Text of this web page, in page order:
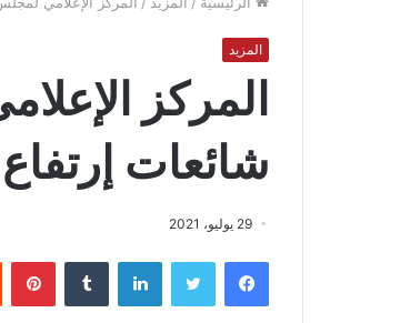
المزيد
المركز
شائعات
29 يوليو، 2021
فيسبوك تويتر لينكدإن